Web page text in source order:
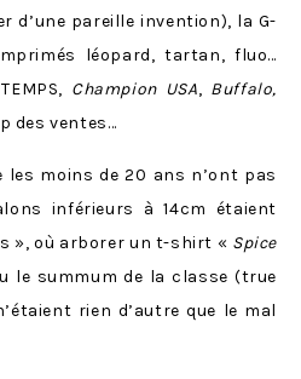
d’une pareille invention), la G-
léopard, tartan, fluo…
Champion USA, Buffalo,
des ventes…
les moins de 20 ans n’ont pas
inférieurs à 14cm étaient
», où arborer un t-shirt « Spice
le summum de la classe (true
rien d’autre que le mal